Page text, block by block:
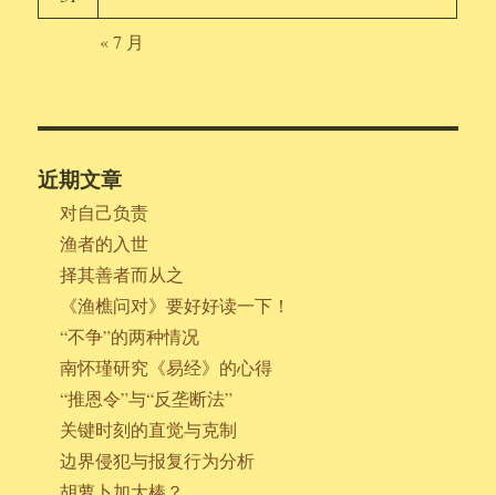
« 7 月
近期文章
对自己负责
渔者的入世
择其善者而从之
《渔樵问对》要好好读一下！
“不争”的两种情况
南怀瑾研究《易经》的心得
“推恩令”与“反垄断法”
关键时刻的直觉与克制
边界侵犯与报复行为分析